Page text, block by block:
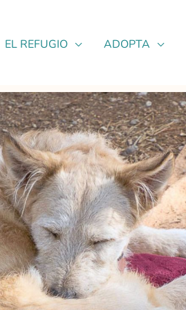
EL REFUGIO ADOPTA